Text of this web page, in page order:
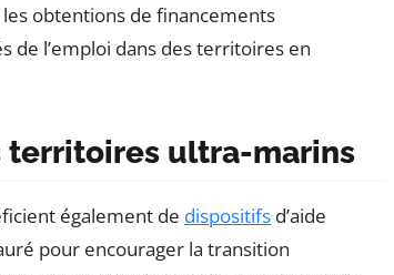
obtentions de financements
l’emploi dans des territoires en
territoires ultra-marins
également de dispositifs d’aide
pour encourager la transition